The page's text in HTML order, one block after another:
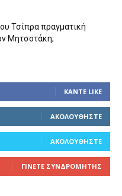
Τσίπρα πραγματική
Μητσοτάκη;
ΚΆΝΤΕ LIKE
ΑΚΟΛΟΥΘΉΣΤΕ
ΑΚΟΛΟΥΘΉΣΤΕ
ΓΊΝΕΤΕ ΣΥΝΔΡΟΜΗΤΉΣ